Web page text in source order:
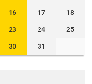
16 17 18
23 24 25
30 31